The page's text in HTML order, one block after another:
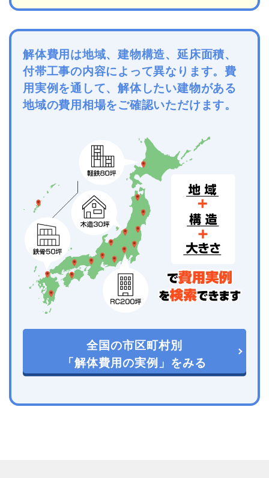
解体費用は地域、建物構造、延床面積、
付帯工事の内容によって異なります。費
用実例を通して、解体したい建物がある
地域の費用相場をご確認いただけます。
全国の市区町村別
「解体費用の実例」をみる